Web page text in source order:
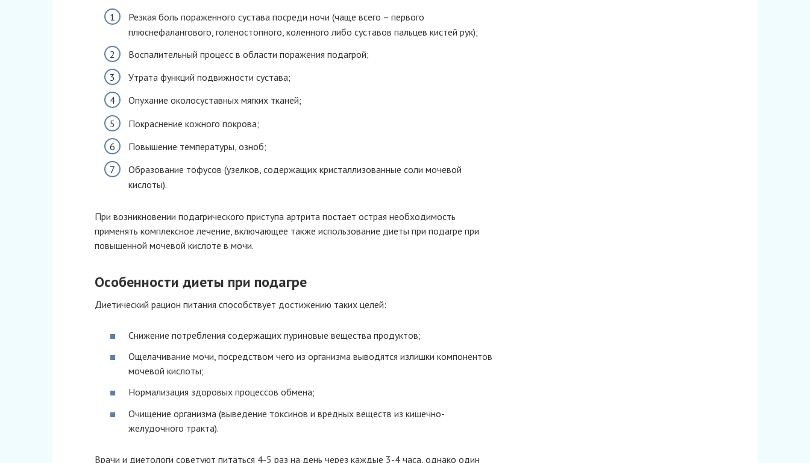
Резкая боль пораженного сустава посреди ночи (чаще всего – первого
плюснефалангового, голеностопного, коленного либо суставов пальцев кистей рук);
Воспалительный процесс в области поражения подагрой;
Утрата функций подвижности сустава;
Опухание околосуставных мягких тканей;
Покраснение кожного покрова;
Повышение температуры, озноб;
Образование тофусов (узелков, содержащих кристаллизованные соли мочевой
кислоты).
При возникновении подагрического приступа артрита постает острая необходимость
применять комплексное лечение, включающее также использование диеты при подагре при
повышенной мочевой кислоте в мочи.
Особенности диеты при подагре
Диетический рацион питания способствует достижению таких целей:
Снижение потребления содержащих пуриновые вещества продуктов;
Ощелачивание мочи, посредством чего из организма выводятся излишки компонентов
мочевой кислоты;
Нормализация здоровых процессов обмена;
Очищение организма (выведение токсинов и вредных веществ из кишечно-
желудочного тракта).
Врачи и диетологи советуют питаться 4-5 раз на день через каждые 3-4 часа, однако один